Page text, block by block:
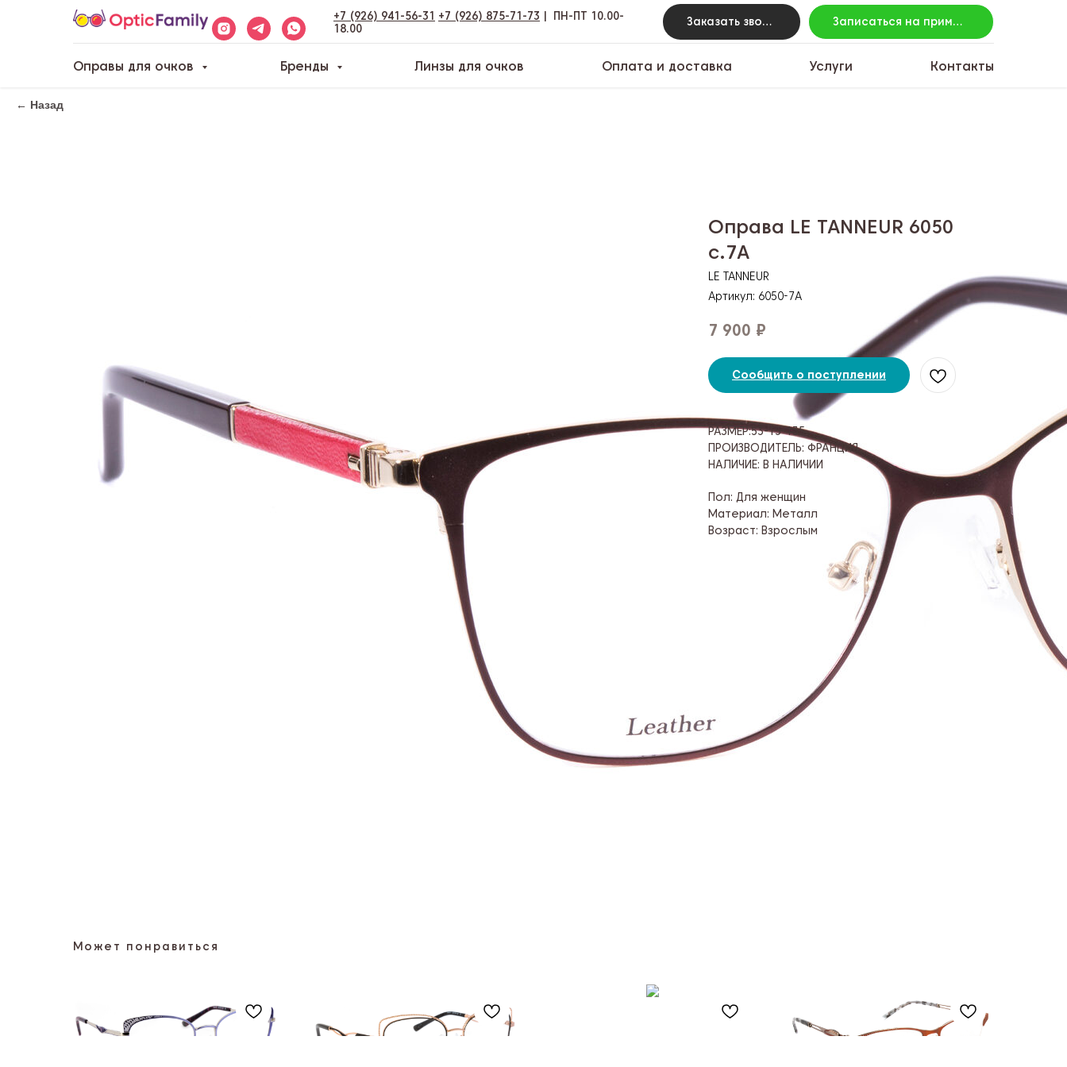
+7 (926) 941-56-31 +7 (926) 875-71-73 | ПН-ПТ 10.00-
18.00
Заказать звонок Записаться на примерку
Оправы для очков Бренды Линзы для очков Оплата и доставка Услуги Контакты
← Назад
Оправа LE TANNEUR 6050
c.7A
LE TANNEUR
Артикул: 6050-7A
7 900 ₽
Сообщить о поступлении
РАЗМЕР:53-15-135
ПРОИЗВОДИТЕЛЬ: ФРАНЦИЯ
НАЛИЧИЕ: В НАЛИЧИИ
Пол: Для женщин
Материал: Металл
Возраст: Взрослым
Может понравиться